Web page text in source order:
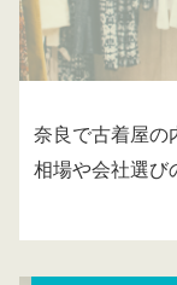
奈良で古着屋の
相場や会社選び